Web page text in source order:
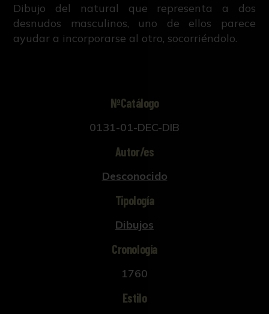
Dibujo del natural que representa a dos
desnudos masculinos, uno de ellos parece
ayudar a incorporarse al otro, socorriéndolo.
NºCatálogo
0131-01-DEC-DIB
Autor/es
Desconocido
Tipología
Dibujos
Cronología
1760
Estilo